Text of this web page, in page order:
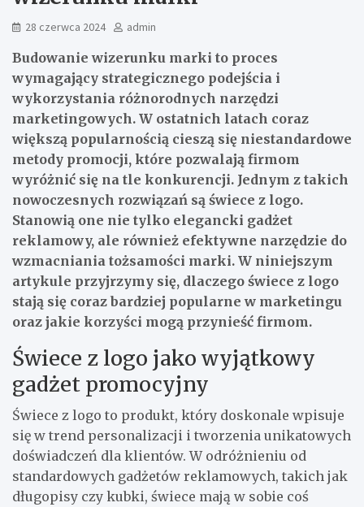
28 czerwca 2024 admin
Budowanie wizerunku marki to proces
wymagający strategicznego podejścia i
wykorzystania różnorodnych narzędzi
marketingowych. W ostatnich latach coraz
większą popularnością cieszą się niestandardowe
metody promocji, które pozwalają firmom
wyróżnić się na tle konkurencji. Jednym z takich
nowoczesnych rozwiązań są świece z logo.
Stanowią one nie tylko elegancki gadżet
reklamowy, ale również efektywne narzędzie do
wzmacniania tożsamości marki. W niniejszym
artykule przyjrzymy się, dlaczego świece z logo
stają się coraz bardziej popularne w marketingu
oraz jakie korzyści mogą przynieść firmom.
Świece z logo jako wyjątkowy
gadżet promocyjny
Świece z logo to produkt, który doskonale wpisuje
się w trend personalizacji i tworzenia unikatowych
doświadczeń dla klientów. W odróżnieniu od
standardowych gadżetów reklamowych, takich jak
długopisy czy kubki, świece mają w sobie coś